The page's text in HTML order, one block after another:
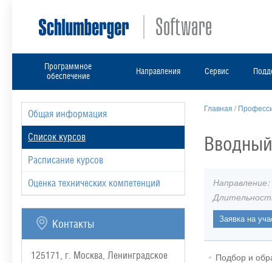
Программное
обеспечение
Направления Сервис
Общая информация
Список курсов
Расписание курсов
Оценка технических компетенций
Контакты
125171, г. Москва, Ленинградское
Главная /
Направление:
Подбор и